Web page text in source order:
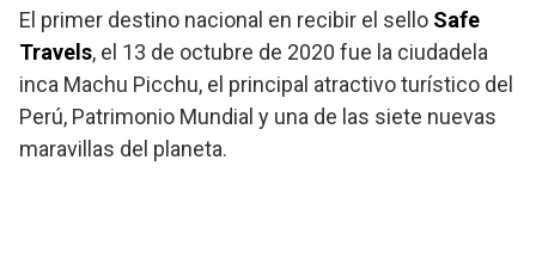
El primer destino nacional en recibir el sello Safe
Travels, el 13 de octubre de 2020 fue la ciudadela
inca Machu Picchu, el principal atractivo turístico del
Perú, Patrimonio Mundial y una de las siete nuevas
maravillas del planeta.